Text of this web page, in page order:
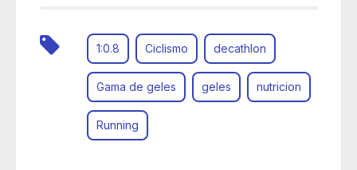
1:0.8 Ciclismo decathlon
Gama de geles geles nutricion
Running